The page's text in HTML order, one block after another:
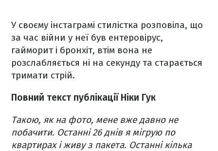
У своєму інстаграмі стилістка розповіла, що
за час війни у неї був ентеровірус,
гайморит і бронхіт, втім вона не
розслабляється ні на секунду та старається
тримати стрій.
Повний текст публікації Ніки Гук
Такою, як на фото, мене вже давно не
побачити. Останні 26 днів я мігрую по
квартирах і живу з пакета. Останні кілька